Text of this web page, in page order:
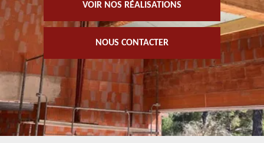
VOIR NOS RÉALISATIONS
NOUS CONTACTER